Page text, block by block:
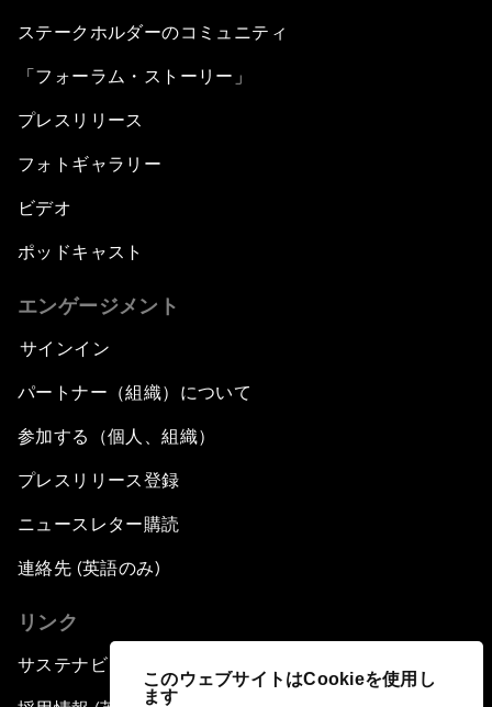
このウェブサイトはCookieを使用し
ます
ステークホルダーのコミュニティ
「フォーラム・ストーリー」
プレスリリース
フォトギャラリー
ビデオ
ポッドキャスト
エンゲージメント
サインイン
パートナー（組織）について
参加する（個人、組織）
プレスリリース登録
ニュースレター購読
連絡先 (英語のみ)
リンク
サステナビリティへの取り組み